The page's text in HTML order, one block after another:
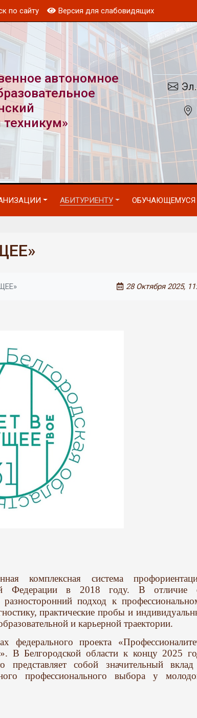
по сайту Версия для слабовидящих
автономное
техникум»
АБИТУРИЕНТУ ОБУЧАЮЩЕМУСЯ
28 Октября 2025,
комплексная система
Федерации в 2018 году. В отличие
подход к
практические пробы и
и карьерной траектории.
проекта
В Белгородской области к концу 2025
представляет собой значительный
профессионального выбора у